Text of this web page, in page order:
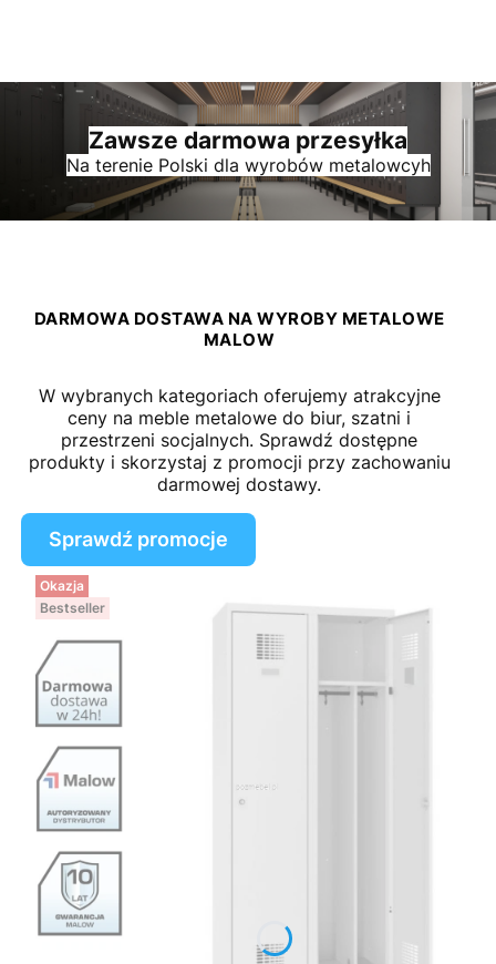
Zawsze darmowa przesyłka
Na terenie Polski dla wyrobów metalowcyh
DARMOWA DOSTAWA NA WYROBY METALOWE
MALOW
W wybranych kategoriach oferujemy atrakcyjne
ceny na meble metalowe do biur, szatni i
przestrzeni socjalnych. Sprawdź dostępne
produkty i skorzystaj z promocji przy zachowaniu
darmowej dostawy.
Sprawdź promocje
Okazja
Bestseller